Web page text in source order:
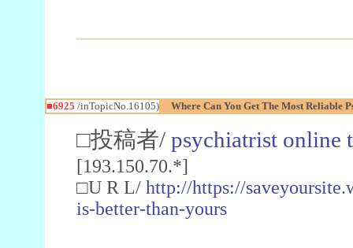
■6925 /inTopicNo.16105) Where Can You Get The Most Reliable
□投稿者/ psychiatrist online
[193.150.70.*]
□U R L/ http://https://
is-better-than-yours